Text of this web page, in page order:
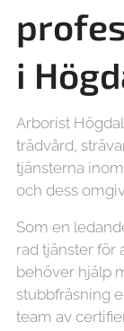
i
Arborist
trädvård,
tjänsterna
och dess
Som en
rad tjänster för
behöver hjälp
stubbfräsning
team av